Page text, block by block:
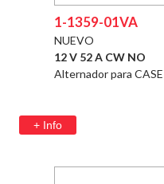
1-1359-01VA
NUEVO
12 V 52 A CW NO
Alternador para
+ Info